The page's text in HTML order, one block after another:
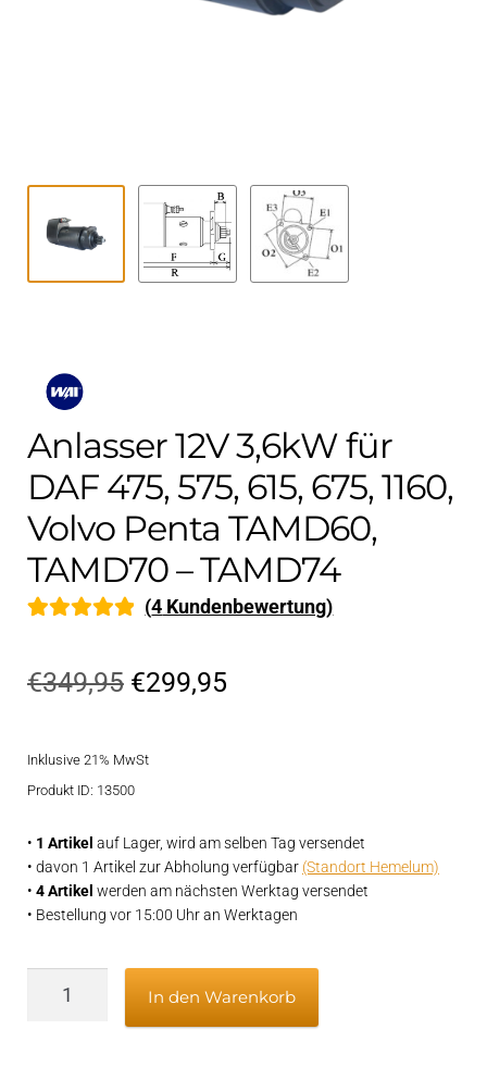
Anlasser 12V 3,6kW für
DAF 475, 575, 615, 675, 1160,
Volvo Penta TAMD60,
TAMD70 – TAMD74
basierend auf
rtung
(4 Kundenbewertung)
€349,95 Ursprünglicher
war:
€299,95Aktueller
Inklusive 21% MwSt
Produkt ID: 13500
• 1 Artikel auf Lager, wird am selben Tag versendet
• davon 1 Artikel zur Abholung verfügbar (Standort Hemelum)
• 4 Artikel werden am nächsten Werktag versendet
• Bestellung vor 15:00 Uhr an Werktagen
In den Warenkorb